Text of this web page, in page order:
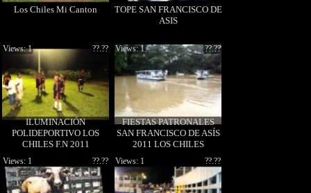
Los Chiles Mi Canton
TOPE SAN FRANCISCO DE
ASIS
ILUMINACIÓN
POLIDEPORTIVO LOS
CHILES F.N 2011
??.??
Views: 1
FIESTAS PATRONALES
SAN FRANCISCO DE ASÍS
2011 LOS CHILES
??.??
Views: 1
??.??
Views: 1 ??.??
Views: 1